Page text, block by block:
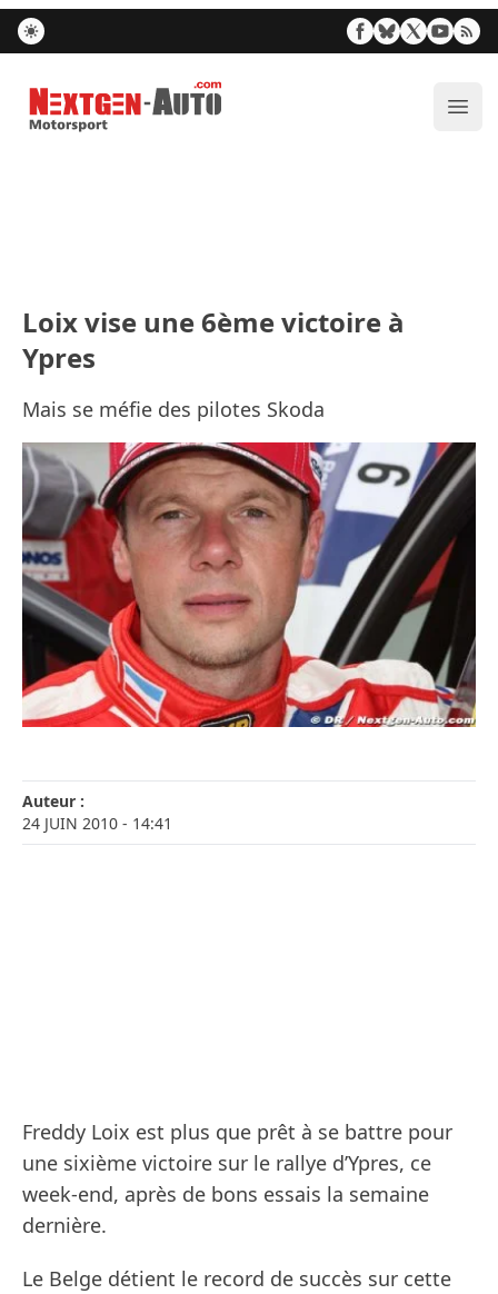
Nextgen-Auto.com
Loix vise une 6ème victoire à
Ypres
Mais se méfie des pilotes Skoda
Auteur :
24 JUIN 2010 - 14:41
Freddy Loix est plus que prêt à se battre pour
une sixième victoire sur le rallye d’Ypres, ce
week-end, après de bons essais la semaine
dernière.
Le Belge détient le record de succès sur cette